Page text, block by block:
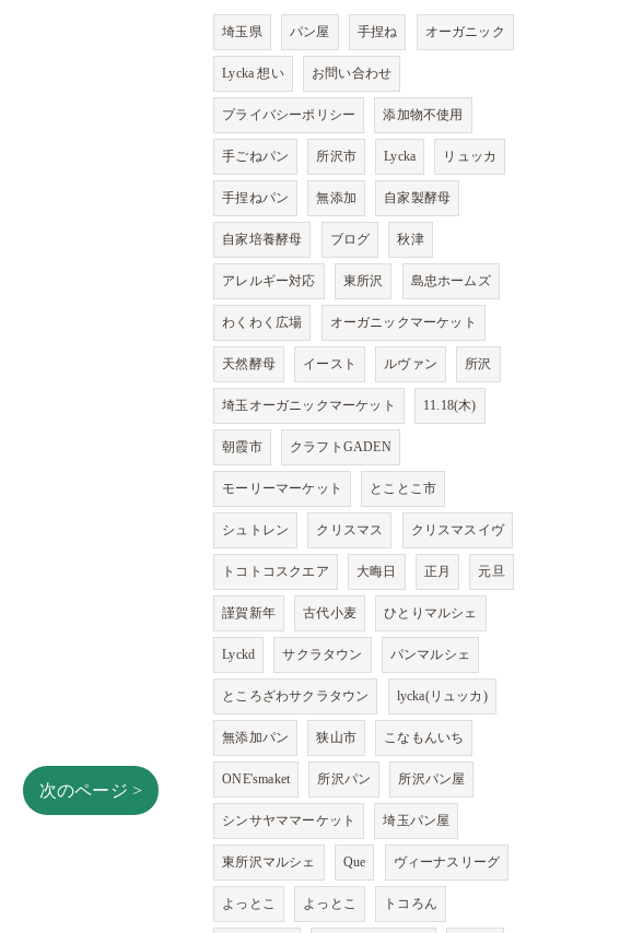
次のページ >
埼玉県 パン屋 手捏ね オーガニック
Lycka 想い お問い合わせ
プライバシーポリシー 添加物不使用
手ごねパン 所沢市 Lycka リュッカ
手捏ねパン 無添加 自家製酵母
自家培養酵母 ブログ 秋津
アレルギー対応 東所沢 島忠ホームズ
わくわく広場 オーガニックマーケット
天然酵母 イースト ルヴァン 所沢
埼玉オーガニックマーケット 11.18(木)
朝霞市 クラフトGADEN
モーリーマーケット とことこ市
シュトレン クリスマス クリスマスイヴ
トコトコスクエア 大晦日 正月 元旦
謹賀新年 古代小麦 ひとりマルシェ
Lyckd サクラタウン パンマルシェ
ところざわサクラタウン lycka(リュッカ)
無添加パン 狭山市 こなもんいち
ONE'smaket 所沢パン 所沢パン屋
シンサヤママーケット 埼玉パン屋
東所沢マルシェ Que ヴィーナスリーグ
よっとこ よっとこ トコろん